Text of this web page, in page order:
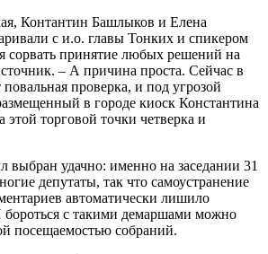
Контантин Башлыков и Елена
с и.о. главы Тонких и спикером
сорвать принятие любых решений на
– А причина проста. Сейчас в
проверка, и под угрозой
в городе киоск Константина
торговой точки четверка и
выбран удачно: именно на заседании 31
депутаты, так что самоустранение
автоматически лишило
бороться с такими демаршами можно
посещаемостью собраний.